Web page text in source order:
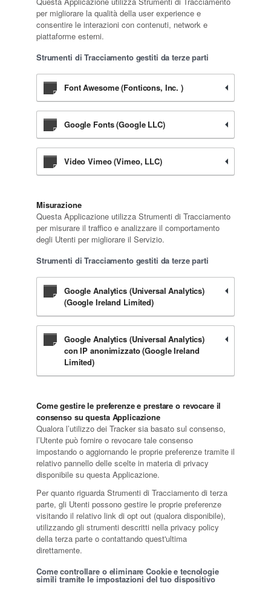
per migliorare la qualità della user experience e
consentire le interazioni con contenuti, network e
piattaforme esterni.
Strumenti di Tracciamento gestiti da terze parti
Font Awesome (Fonticons, Inc. )
Google Fonts (Google LLC)
Video Vimeo (Vimeo, LLC)
Misurazione
Questa Applicazione utilizza Strumenti di Tracciamento
per misurare il traffico e analizzare il comportamento
degli Utenti per migliorare il Servizio.
Strumenti di Tracciamento gestiti da terze parti
Google Analytics (Universal Analytics)
(Google Ireland Limited)
Google Analytics (Universal Analytics)
con IP anonimizzato (Google Ireland
Limited)
Come gestire le preferenze e prestare o revocare il
consenso su questa Applicazione
Qualora l’utilizzo dei Tracker sia basato sul consenso,
l’Utente può fornire o revocare tale consenso
impostando o aggiornando le proprie preferenze tramite il
relativo pannello delle scelte in materia di privacy
disponibile su questa Applicazione.
Per quanto riguarda Strumenti di Tracciamento di terza
parte, gli Utenti possono gestire le proprie preferenze
visitando il relativo link di opt out (qualora disponibile),
utilizzando gli strumenti descritti nella privacy policy
della terza parte o contattando quest'ultima
direttamente.
Come controllare o eliminare Cookie e tecnologie
simili tramite le impostazioni del tuo dispositivo